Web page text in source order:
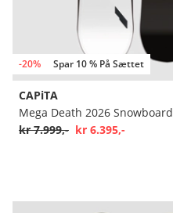
-20% Spar 10 % På Sættet
CAPiTA
Mega Death 2026 Snowboard
kr 7.999,- kr 6.395,-